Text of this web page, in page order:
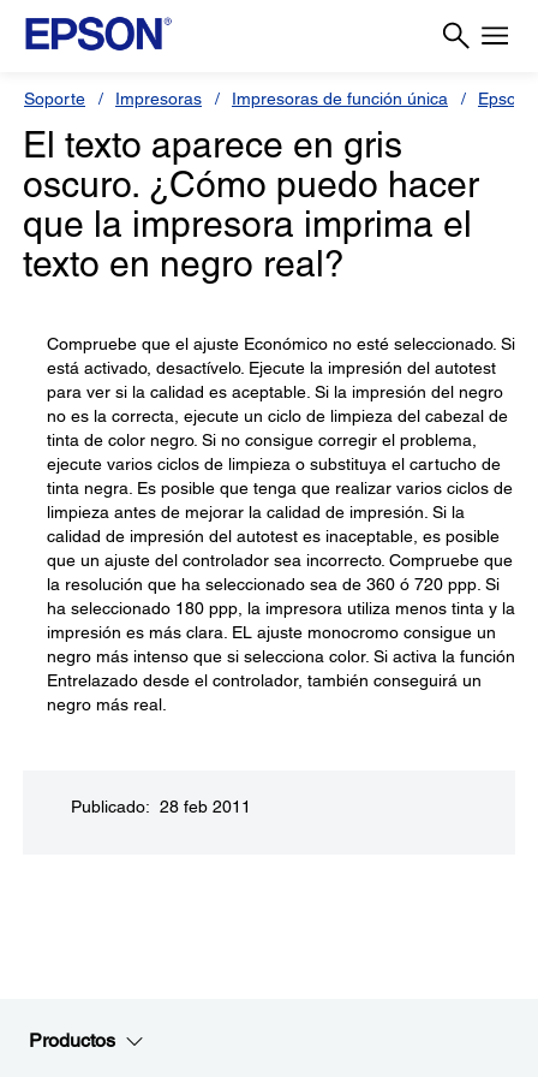
Soporte Impresoras Impresoras de función única Epson
El texto aparece en gris
oscuro. ¿Cómo puedo hacer
que la impresora imprima el
texto en negro real?
Compruebe que el ajuste Económico no esté seleccionado. Si
está activado, desactívelo. Ejecute la impresión del autotest
para ver si la calidad es aceptable. Si la impresión del negro
no es la correcta, ejecute un ciclo de limpieza del cabezal de
tinta de color negro. Si no consigue corregir el problema,
ejecute varios ciclos de limpieza o substituya el cartucho de
tinta negra. Es posible que tenga que realizar varios ciclos de
limpieza antes de mejorar la calidad de impresión. Si la
calidad de impresión del autotest es inaceptable, es posible
que un ajuste del controlador sea incorrecto. Compruebe que
la resolución que ha seleccionado sea de 360 ó 720 ppp. Si
ha seleccionado 180 ppp, la impresora utiliza menos tinta y la
impresión es más clara. EL ajuste monocromo consigue un
negro más intenso que si selecciona color. Si activa la función
Entrelazado desde el controlador, también conseguirá un
negro más real.
Publicado: 28 feb 2011
Productos